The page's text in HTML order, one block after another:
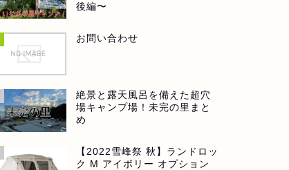
後編〜
お問い合わせ
絶景と露天風呂を備えた超穴
場キャンプ場！未完の里まと
め
【2022雪峰祭 秋】ランドロッ
ク M アイボリー オプション